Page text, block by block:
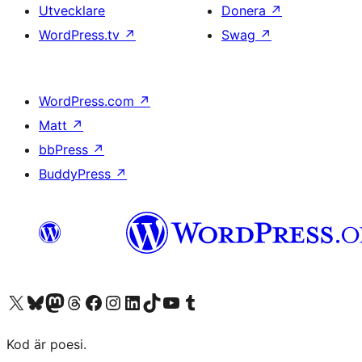
Utvecklare
WordPress.tv ↗
Donera ↗
Swag ↗
WordPress.com ↗
Matt ↗
bbPress ↗
BuddyPress ↗
Besök vår X-konto (f.d. Twitter)
Besök vårt Bluesky-konto
Besök vårt Mastodon-konto
Besök vårt Thread-konto
Besök vår Facebook-sidaBesök vårt Instagram-konto
Besök vårt LinkedIn-konto
Besök vårt TikTok-konto
Besök vår YouTube-kanalBesök vårt Tumblr-konto
Kod är poesi.